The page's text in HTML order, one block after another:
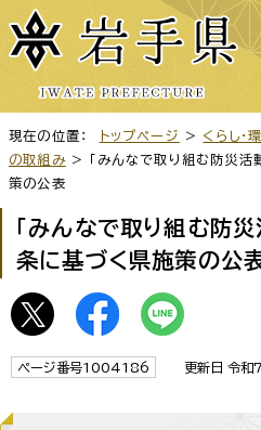
現在の位置： トップページ > くらし・
の取組み> 「みんなで取り組む防災活
策の公表
「みんなで取り組む防
条に基づく県施策の公
ページ番号1004186 更新日 令和